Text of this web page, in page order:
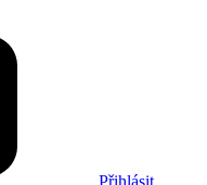
Přihlásit